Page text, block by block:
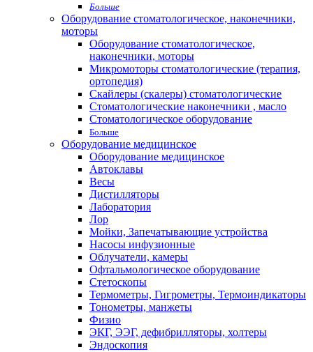
Больше
Оборудование стоматологическое, наконечники,
моторы
Оборудование стоматологическое,
наконечники, моторы
Микромоторы стоматологические (терапия,
ортопедия)
Скайлеры (скалеры) стоматологические
Стоматологические наконечники , масло
Стоматологическое оборудование
Больше
Оборудование медицинское
Оборудование медицинское
Автоклавы
Весы
Дистилляторы
Лаборатория
Лор
Мойки, Запечатывающие устройства
Насосы инфузионные
Облучатели, камеры
Офтальмологическое оборудование
Стетоскопы
Термометры, Гигрометры, Термоиндикаторы
Тонометры, манжеты
Физио
ЭКГ, ЭЭГ, дефибрилляторы, холтеры
Эндоскопия